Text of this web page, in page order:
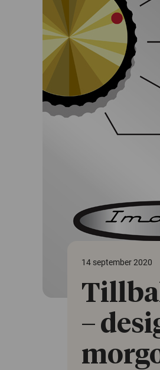
14 september 2020
–